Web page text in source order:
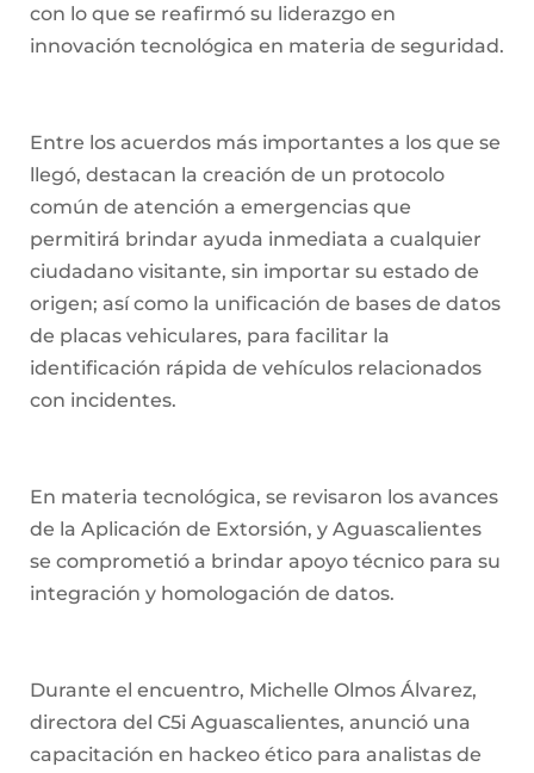
con lo que se reafirmó su liderazgo en
innovación tecnológica en materia de seguridad.
Entre los acuerdos más importantes a los que se
llegó, destacan la creación de un protocolo
común de atención a emergencias que
permitirá brindar ayuda inmediata a cualquier
ciudadano visitante, sin importar su estado de
origen; así como la unificación de bases de datos
de placas vehiculares, para facilitar la
identificación rápida de vehículos relacionados
con incidentes.
En materia tecnológica, se revisaron los avances
de la Aplicación de Extorsión, y Aguascalientes
se comprometió a brindar apoyo técnico para su
integración y homologación de datos.
Durante el encuentro, Michelle Olmos Álvarez,
directora del C5i Aguascalientes, anunció una
capacitación en hackeo ético para analistas de